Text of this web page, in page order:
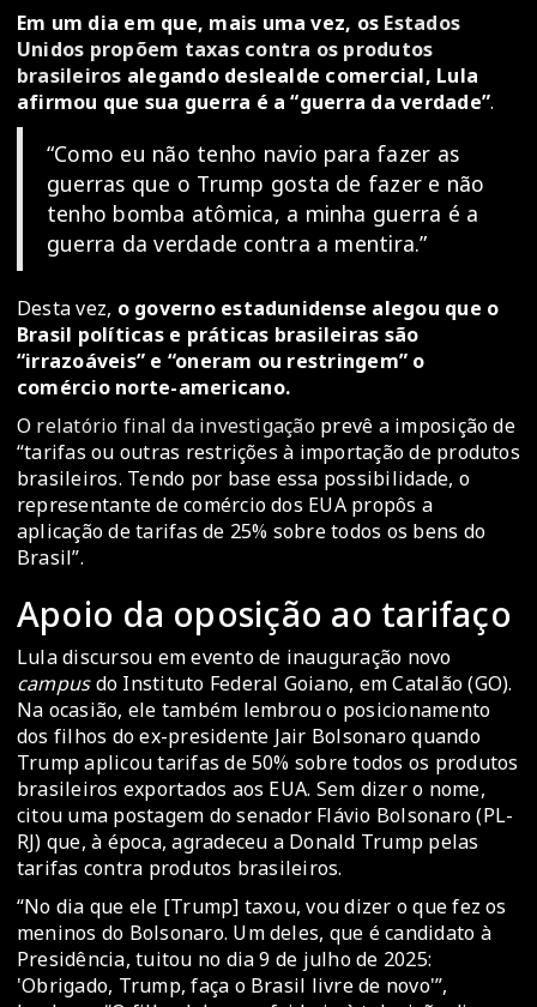
Em um dia em que, mais uma vez, os Estados
Unidos propõem taxas contra os produtos
brasileiros alegando deslealde comercial, Lula
afirmou que sua guerra é a “guerra da verdade”.
“Como eu não tenho navio para fazer as
guerras que o Trump gosta de fazer e não
tenho bomba atômica, a minha guerra é a
guerra da verdade contra a mentira.”
Desta vez, o governo estadunidense alegou que o
Brasil políticas e práticas brasileiras são
“irrazoáveis” e “oneram ou restringem” o
comércio norte-americano.
O relatório final da investigaçãoprevê a imposição de
“tarifas ou outras restrições à importação de produtos
brasileiros. Tendo por base essa possibilidade, o
representante de comércio dos EUA propôs a
aplicação de tarifas de 25% sobre todos os bens do
Brasil”.
Apoio da oposição ao tarifaço
Lula discursou em evento de inauguração novo
campusdo Instituto Federal Goiano, em Catalão (GO).
Na ocasião, ele também lembrou o posicionamento
dos filhos do ex-presidente Jair Bolsonaro quando
Trump aplicou tarifas de 50% sobre todos os produtos
brasileiros exportados aos EUA. Sem dizer o nome,
citou uma postagem do senador Flávio Bolsonaro (PL-
RJ) que, à época, agradeceu a Donald Trump pelas
tarifas contra produtos brasileiros.
“No dia que ele [Trump] taxou, vou dizer o que fez os
meninos do Bolsonaro. Um deles, que é candidato à
Presidência, tuitou no dia 9 de julho de 2025:
'Obrigado, Trump, faça o Brasil livre de novo'”,